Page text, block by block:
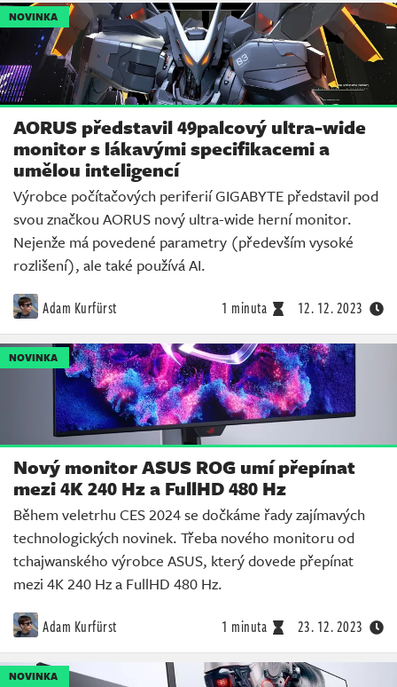
NOVINKA
AORUS představil 49palcový ultra-wide
monitor s lákavými specifikacemi a
umělou inteligencí
Výrobce počítačových periferií GIGABYTE představil pod
svou značkou AORUS nový ultra-wide herní monitor.
Nejenže má povedené parametry (především vysoké
rozlišení), ale také používá AI.
Adam Kurfürst 1 minuta 12. 12. 2023
NOVINKA
Nový monitor ASUS ROG umí přepínat
mezi 4K 240 Hz a FullHD 480 Hz
Během veletrhu CES 2024 se dočkáme řady zajímavých
technologických novinek. Třeba nového monitoru od
tchajwanského výrobce ASUS, který dovede přepínat
mezi 4K 240 Hz a FullHD 480 Hz.
Adam Kurfürst 1 minuta 23. 12. 2023
NOVINKA